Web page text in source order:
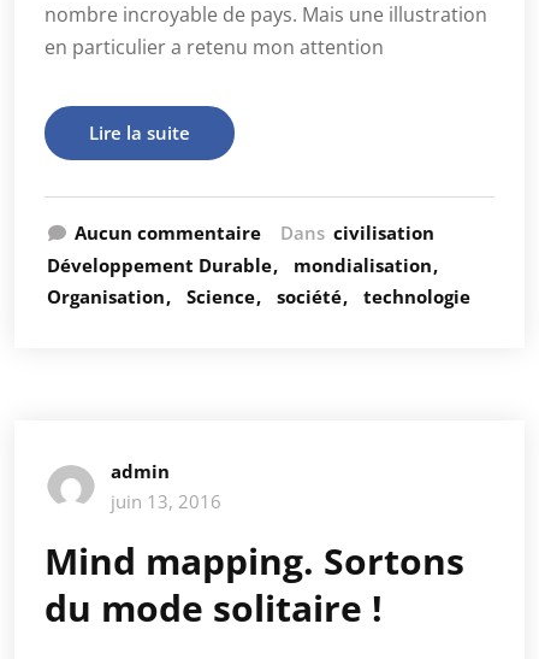
nombre incroyable de pays. Mais une illustration
en particulier a retenu mon attention
Lire la suite
Aucun commentaire Dans civilisation
Développement Durable
mondialisation
Organisation
Science société technologie
admin
juin 13, 2016
Mind mapping. Sortons
du mode solitaire !